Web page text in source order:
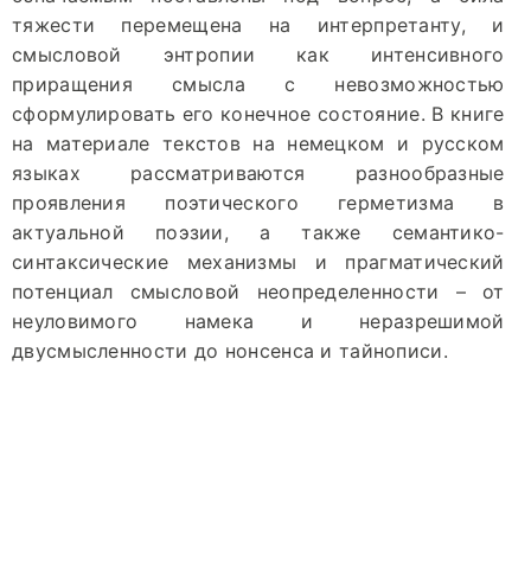
тяжести перемещена на интерпретанту, и
смысловой энтропии как интенсивного
приращения смысла с невозможностью
сформулировать его конечное состояние. В книге
на материале текстов на немецком и русском
языках рассматриваются разнообразные
проявления поэтического герметизма в
актуальной поэзии, а также семантико-
синтаксические механизмы и прагматический
потенциал смысловой неопределенности – от
неуловимого намека и неразрешимой
двусмысленности до нонсенса и тайнописи.